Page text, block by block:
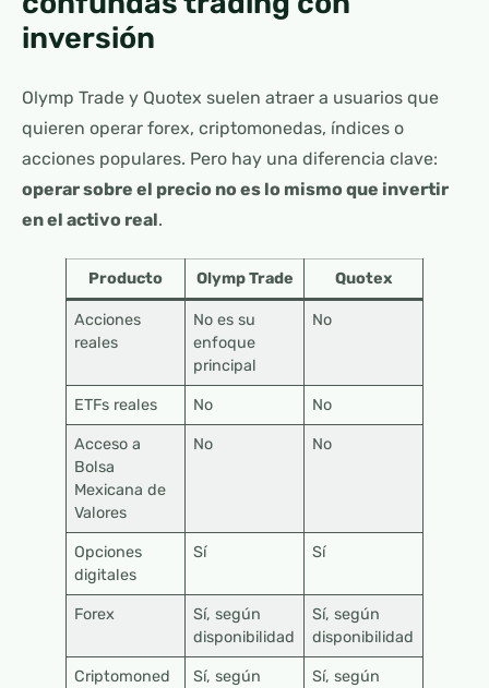
inversión
Olymp Trade y Quotex suelen atraer a usuarios que
quieren operar forex, criptomonedas, índices o
acciones populares. Pero hay una diferencia clave:
operar sobre el precio no es lo mismo que invertir
en el activo real.
Producto Olymp Trade Quotex
Acciones
reales
No es su
enfoque
principal
No
ETFs reales No No
Acceso a
Bolsa
Mexicana de
Valores
No No
Opciones
digitales
Sí Sí
Forex
Sí, según
disponibilidad
Sí, según
disponibilidad
Criptomoned
Sí, según
Sí, según